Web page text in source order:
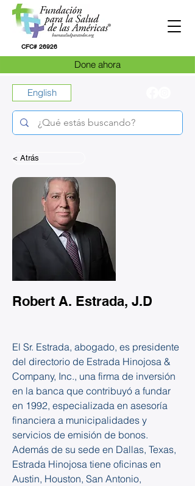
Done ahora
CFC# 26926
English
< Atrás
Robert A. Estrada, J.D
El Sr. Estrada, abogado, es presidente
del directorio de Estrada Hinojosa &
Company, Inc., una firma de inversión
en la banca que contribuyó a fundar
en 1992, especializada en asesoría
financiera a municipalidades y
servicios de emisión de bonos.
Además de su sede en Dallas, Texas,
Estrada Hinojosa tiene oficinas en
Austin, Houston, San Antonio,